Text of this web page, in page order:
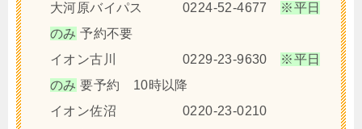
大河原バイパス 0224-52-4677
※平日
のみ 予約不要
イオン古川 0229-23-9630
※平日
のみ 要予約 10時以降
イオン佐沼 0220-23-0210